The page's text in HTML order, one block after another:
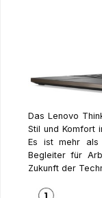
Das Lenovo
Stil und Komfort
Es ist mehr
Begleiter für
Zukunft der